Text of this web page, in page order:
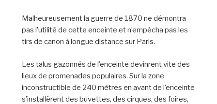
Malheureusement la guerre de 1870 ne démontra
pas l’utilité de cette enceinte et n’empêcha pas les
tirs de canon à longue distance sur Paris.
Les talus gazonnés de l’enceinte devinrent vite des
lieux de promenades populaires. Sur la zone
inconstructible de 240 mètres en avant de l’enceinte
s’installèrent des buvettes, des cirques, des foires,